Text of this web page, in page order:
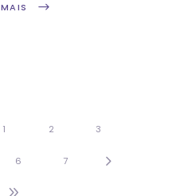
1 2 3
6 7